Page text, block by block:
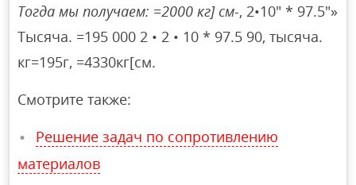
Тогда мы получаем: =2000 кг] см-, 2•10″ * 97.5″»
Тысяча. =195 000 2 • 2 • 10 * 97.5 90, тысяча.
кг=195г, =4330кг[см.
Смотрите также:
Решение задач по сопротивлению
материалов